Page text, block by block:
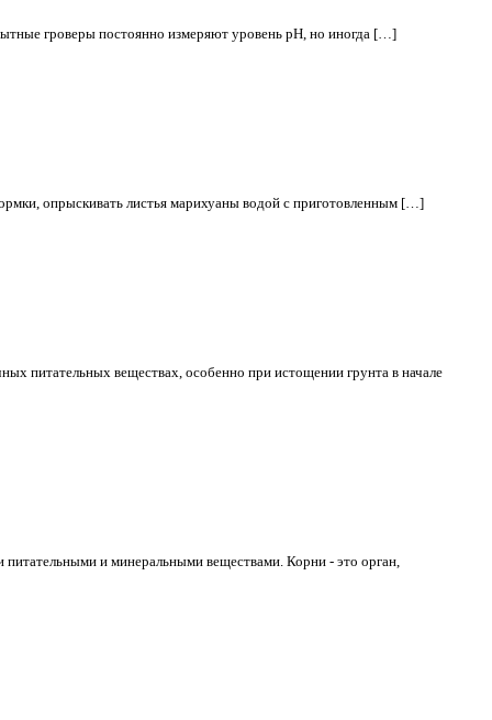
гроверы постоянно измеряют уровень рН, но иногда […]
опрыскивать листья марихуаны водой с приготовленным […]
питательных веществах, особенно при истощении грунта в начале
и минеральными веществами. Корни - это орган,